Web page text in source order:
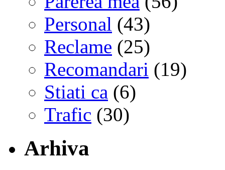
Personal (43)
Reclame (25)
Recomandari (19)
Stiati ca (6)
Trafic (30)
Arhiva